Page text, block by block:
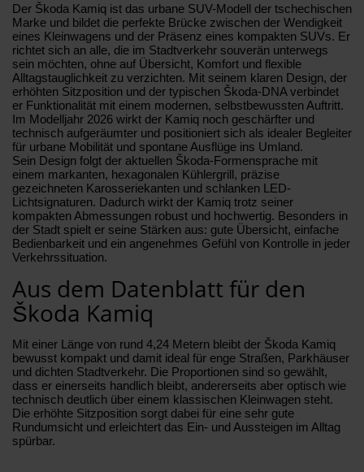
Der Škoda Kamiq ist das urbane SUV-Modell der tschechischen
Marke und bildet die perfekte Brücke zwischen der Wendigkeit
eines Kleinwagens und der Präsenz eines kompakten SUVs. Er
richtet sich an alle, die im Stadtverkehr souverän unterwegs
sein möchten, ohne auf Übersicht, Komfort und flexible
Alltagstauglichkeit zu verzichten. Mit seinem klaren Design, der
erhöhten Sitzposition und der typischen Škoda-DNA verbindet
er Funktionalität mit einem modernen, selbstbewussten Auftritt.
Im Modelljahr 2026 wirkt der Kamiq noch geschärfter und
technisch aufgeräumter und positioniert sich als idealer Begleiter
für urbane Mobilität und spontane Ausflüge ins Umland.
Sein Design folgt der aktuellen Škoda-Formensprache mit
einem markanten, hexagonalen Kühlergrill, präzise
gezeichneten Karosseriekanten und schlanken LED-
Lichtsignaturen. Dadurch wirkt der Kamiq trotz seiner
kompakten Abmessungen robust und hochwertig. Besonders in
der Stadt spielt er seine Stärken aus: gute Übersicht, einfache
Bedienbarkeit und ein angenehmes Gefühl von Kontrolle in jeder
Verkehrssituation.
Aus dem Datenblatt für den
Škoda Kamiq
Mit einer Länge von rund 4,24 Metern bleibt der Škoda Kamiq
bewusst kompakt und damit ideal für enge Straßen, Parkhäuser
und dichten Stadtverkehr. Die Proportionen sind so gewählt,
dass er einerseits handlich bleibt, andererseits aber optisch wie
technisch deutlich über einem klassischen Kleinwagen steht.
Die erhöhte Sitzposition sorgt dabei für eine sehr gute
Rundumsicht und erleichtert das Ein- und Aussteigen im Alltag
spürbar.